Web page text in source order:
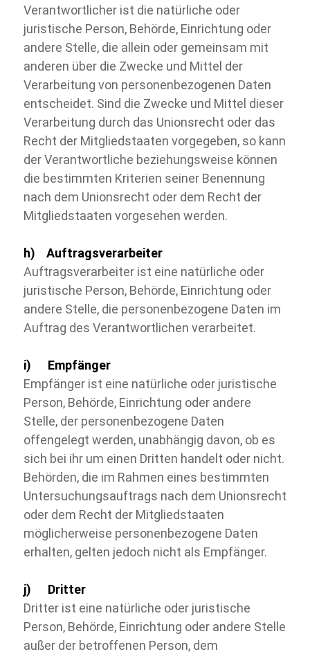
Verantwortlicher ist die natürliche oder
juristische Person, Behörde, Einrichtung oder
andere Stelle, die allein oder gemeinsam mit
anderen über die Zwecke und Mittel der
Verarbeitung von personenbezogenen Daten
entscheidet. Sind die Zwecke und Mittel dieser
Verarbeitung durch das Unionsrecht oder das
Recht der Mitgliedstaaten vorgegeben, so kann
der Verantwortliche beziehungsweise können
die bestimmten Kriterien seiner Benennung
nach dem Unionsrecht oder dem Recht der
Mitgliedstaaten vorgesehen werden.
h) Auftragsverarbeiter
Auftragsverarbeiter ist eine natürliche oder
juristische Person, Behörde, Einrichtung oder
andere Stelle, die personenbezogene Daten im
Auftrag des Verantwortlichen verarbeitet.
i) Empfänger
Empfänger ist eine natürliche oder juristische
Person, Behörde, Einrichtung oder andere
Stelle, der personenbezogene Daten
offengelegt werden, unabhängig davon, ob es
sich bei ihr um einen Dritten handelt oder nicht.
Behörden, die im Rahmen eines bestimmten
Untersuchungsauftrags nach dem Unionsrecht
oder dem Recht der Mitgliedstaaten
möglicherweise personenbezogene Daten
erhalten, gelten jedoch nicht als Empfänger.
j) Dritter
Dritter ist eine natürliche oder juristische
Person, Behörde, Einrichtung oder andere Stelle
außer der betroffenen Person, dem